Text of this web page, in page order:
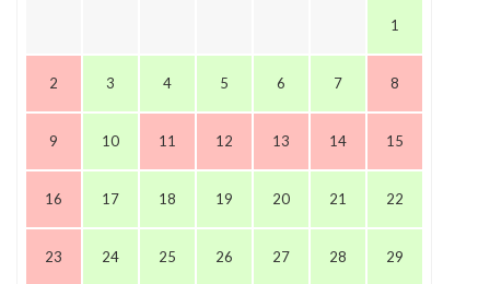
1
2 3 4 5 6 7 8
9 10 11 12 13 14 15
16 17 18 19 20 21 22
23 24 25 26 27 28 29